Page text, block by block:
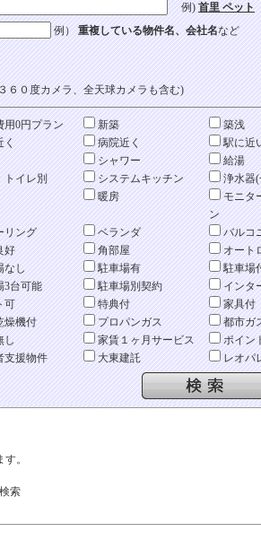
例)首里 ペット
例）重複している物件名、会社名など
６０度カメラ、全天球カメラも含む)
用0円プラン 新築
築浅
く
病院近く
駅に近
シャワー
給湯
トイレ別
システムキッチン
浄水器(
暖房
モニタ
ン
リング
ベランダ
バルコ
好
角部屋
オート
なし
駐車場有
駐車場
3台可能
駐車場別契約
インタ
可
特典付
家具付
燥機付
プロパンガス
都市ガ
し
家賃１ヶ月サービス
ポイン
支援物件
大東建託 レオパ
。
索